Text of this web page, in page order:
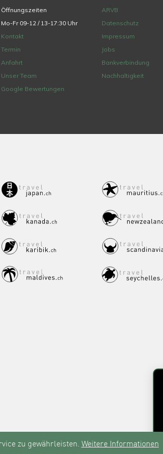
Öffnungszeiten
Mo-Fr 09-12 / 13-17:30 Uhr
Kontakt
Termin
Anfahrt
Unser Team
Google Bewertungen
ARVB
Datenschutz
Impressum
Jobs
Bankverbindung
Nachhaltigkeit
zu gewährleisten. Weitere Informationen